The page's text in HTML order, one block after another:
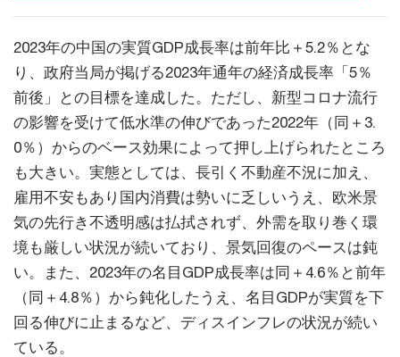
2023年の中国の実質GDP成長率は前年比＋5.2％とな
り、政府当局が掲げる2023年通年の経済成長率「5％
前後」との目標を達成した。ただし、新型コロナ流行
の影響を受けて低水準の伸びであった2022年（同＋3.
0％）からのベース効果によって押し上げられたところ
も大きい。実態としては、長引く不動産不況に加え、
雇用不安もあり国内消費は勢いに乏しいうえ、欧米景
気の先行き不透明感は払拭されず、外需を取り巻く環
境も厳しい状況が続いており、景気回復のペースは鈍
い。また、2023年の名目GDP成長率は同＋4.6％と前年
（同＋4.8％）から鈍化したうえ、名目GDPが実質を下
回る伸びに止まるなど、ディスインフレの状況が続い
ている。